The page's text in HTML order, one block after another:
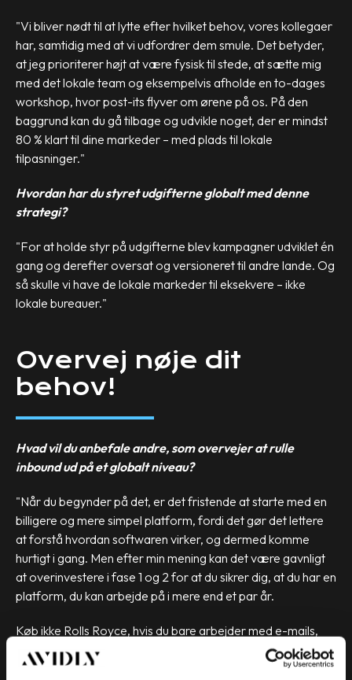
"Vi bliver nødt til at lytte efter hvilket behov, vores kollegaer
har, samtidig med at vi udfordrer dem smule. Det betyder,
at jeg prioriterer højt at være fysisk til stede, at sætte mig
med det lokale team og eksempelvis afholde en to-dages
workshop, hvor post-its flyver om ørene på os. På den
baggrund kan du gå tilbage og udvikle noget, der er mindst
80 % klart til dine markeder – med plads til lokale
tilpasninger."
Hvordan har du styret udgifterne globalt med denne
strategi?
"For at holde styr på udgifterne blev kampagner udviklet én
gang og derefter oversat og versioneret til andre lande. Og
så skulle vi have de lokale markeder til eksekvere – ikke
lokale bureauer."
Overvej nøje dit
behov!
Hvad vil du anbefale andre, som overvejer at rulle
inbound ud på et globalt niveau?
"Når du begynder på det, er det fristende at starte med en
billigere og mere simpel platform, fordi det gør det lettere
at forstå hvordan softwaren virker, og dermed komme
hurtigt i gang. Men efter min mening kan det være gavnligt
at overinvestere i fase 1 og 2 for at du sikrer dig, at du har en
platform, du kan arbejde på i mere end et par år.
Køb ikke Rolls Royce, hvis du bare arbejder med e-mails,
men hvis det er en del af din strategi at arbejde målrettet
med leadgenerering, er investeringen godt brugt. Et andet